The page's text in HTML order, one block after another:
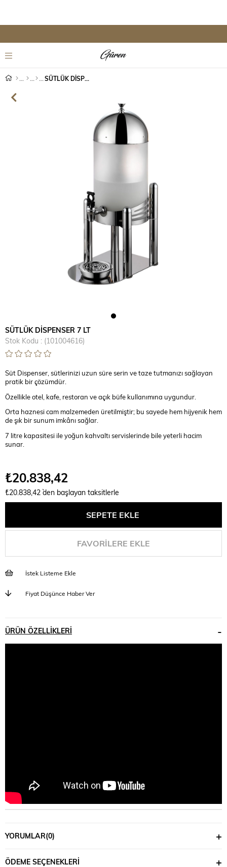
SÜTLÜK DİSPENSER 7 LT
SÜTLÜK DİSPENSER 7 LT
Stok Kodu
(101004616)
Süt Dispenser, sütlerinizi uzun süre serin ve taze tutmanızı sağlayan
pratik bir çözümdür.
Özellikle otel, kafe, restoran ve açık büfe kullanımına uygundur.
Orta haznesi cam malzemeden üretilmiştir; bu sayede hem hijyenik hem
de şık bir sunum imkânı sağlar.
7 litre kapasitesi ile yoğun kahvaltı servislerinde bile yeterli hacim
sunar.
₺20.838,42
₺20.838,42 `den başlayan taksitlerle
FAVORILERE EKLE
İstek Listeme Ekle
Fiyat Düşünce Haber Ver
ÜRÜN ÖZELLIKLERI
YORUMLAR(0)
ÖDEME SEÇENEKLERI